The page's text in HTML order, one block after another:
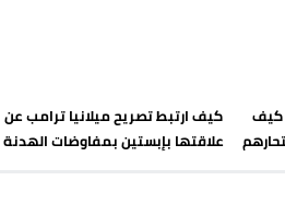
كيف
كيف ارتبط تصريح ميلانيا ترامب عن
علاقتها بإبستين بمفاوضات الهدنة